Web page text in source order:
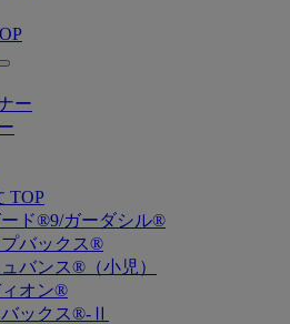
Open
ー
TOP
ド®9/ガーダシル®
バックス®
バンス®（小児）
オン®
ックス®-Ⅱ